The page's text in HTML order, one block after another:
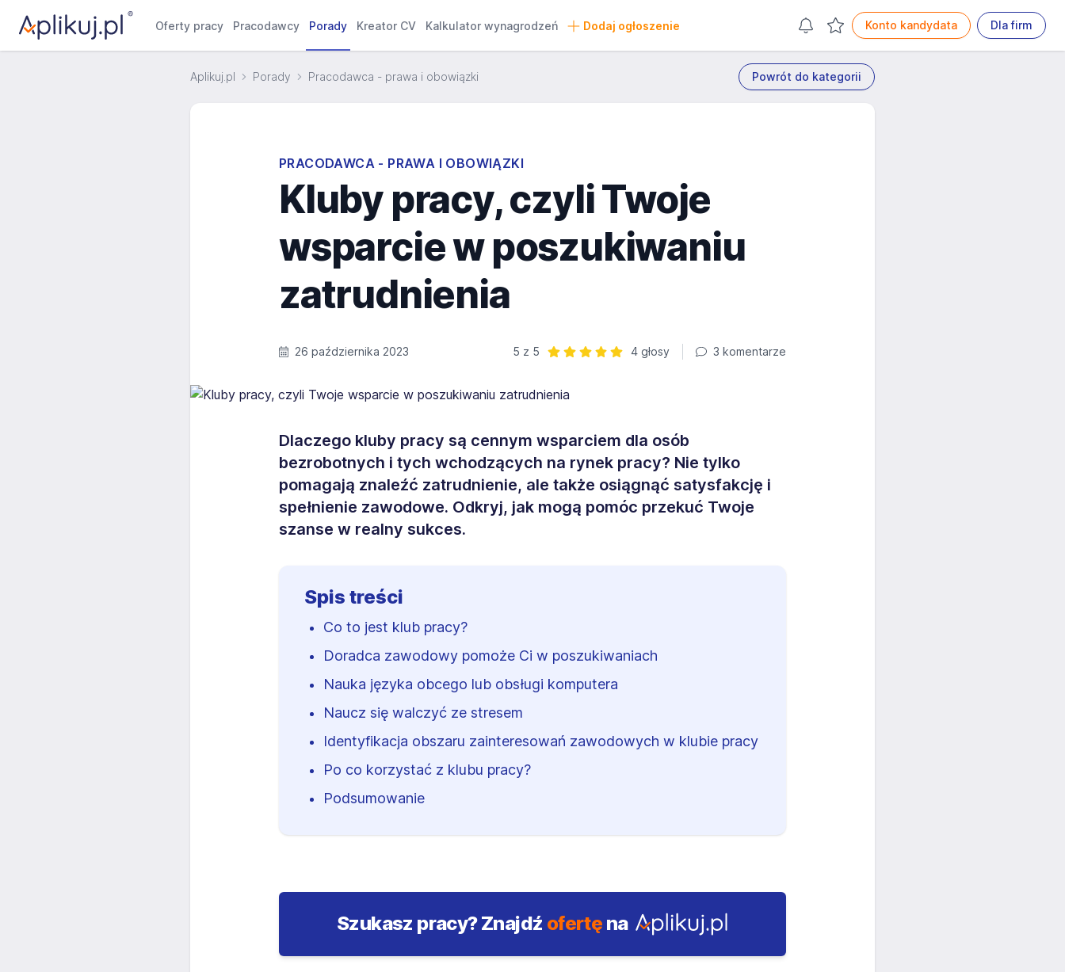
Oferty pracy Pracodawcy Porady Kreator CV Kalkulator wynagrodzeń Dodaj ogłoszenie Konto kandydata Dla firm
Aplikuj.pl Porady Pracodawca - prawa i obowiązki Powrót do kategorii
PRACODAWCA - PRAWA I OBOWIĄZKI
Kluby pracy, czyli Twoje
wsparcie w poszukiwaniu
zatrudnienia
26 października 2023
5 z 5
4 głosy 3 komentarze
Dlaczego kluby pracy są cennym wsparciem dla osób
bezrobotnych i tych wchodzących na rynek pracy? Nie tylko
pomagają znaleźć zatrudnienie, ale także osiągnąć satysfakcję i
spełnienie zawodowe. Odkryj, jak mogą pomóc przekuć Twoje
szanse w realny sukces.
Spis treści
Co to jest klub pracy?
Doradca zawodowy pomoże Ci w poszukiwaniach
Nauka języka obcego lub obsługi komputera
Naucz się walczyć ze stresem
Identyfikacja obszaru zainteresowań zawodowych w klubie pracy
Po co korzystać z klubu pracy?
Podsumowanie
Szukasz pracy?Znajdź ofertę na